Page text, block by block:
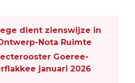
dient zienswijze in
Nota Ruimte
Goeree-
januari 2026